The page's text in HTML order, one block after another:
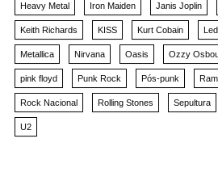
Heavy Metal Iron Maiden Janis Joplin
Keith Richards KISS Kurt Cobain
Metallica Nirvana Oasis Ozzy
pink floyd Punk Rock Pós-punk
Rock Nacional Rolling Stones Sepultura
U2